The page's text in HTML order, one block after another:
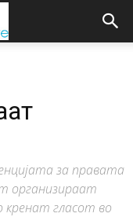
за правата
организираат
гласот во